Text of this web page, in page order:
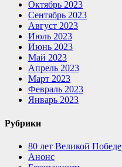
Октябрь 2023
Сентябрь 2023
Август 2023
Июль 2023
Июнь 2023
Май 2023
Апрель 2023
Март 2023
Февраль 2023
Январь 2023
Рубрики
80 лет Великой Победе
Анонс